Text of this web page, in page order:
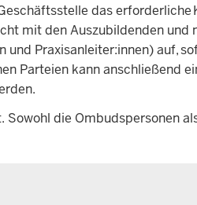
das erforderliche
mit den Auszubildenden
und Praxisanleiter:innen) auf,
Parteien kann anschließend
die Ombudspersonen